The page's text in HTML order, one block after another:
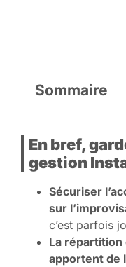
Sommaire
En bref,
gestion
Sécuriser
sur
c’est parfois
La répartition
apportent de